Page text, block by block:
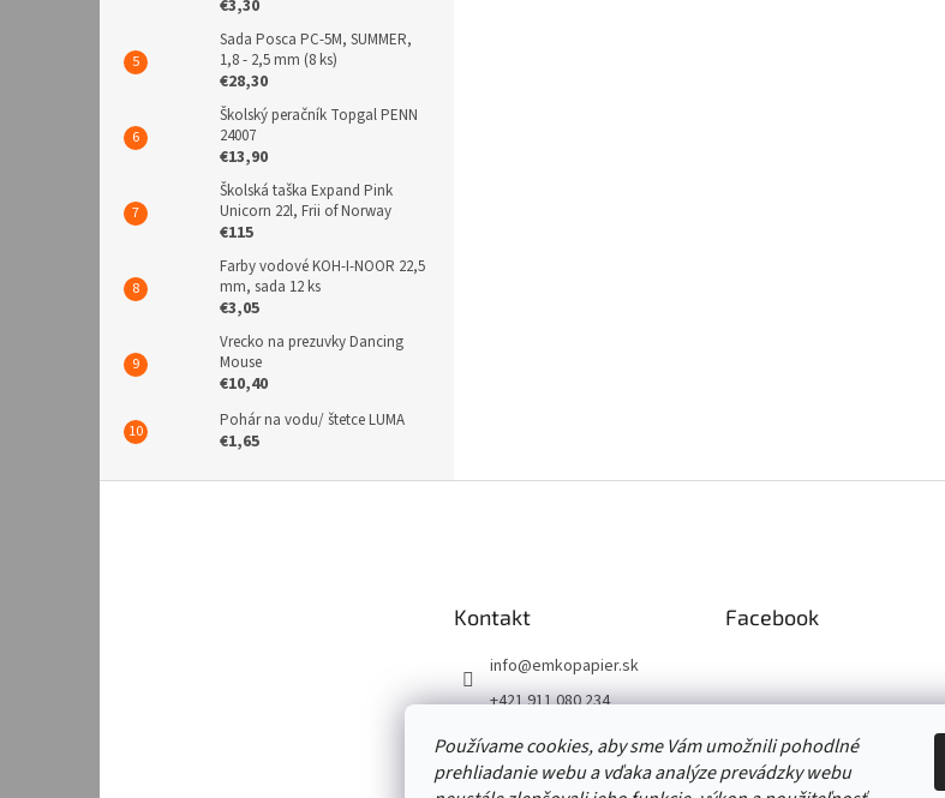
Používame cookies, aby sme Vám umožnili pohodlné
prehliadanie webu a vďaka analýze prevádzky webu
€3,30
Sada Posca PC-5M, SUMMER,
1,8 - 2,5 mm (8 ks)
€28,30
Školský peračník Topgal PENN
24007
€13,90
Školská taška Expand Pink
Unicorn 22l, Frii of Norway
€115
Farby vodové KOH-I-NOOR 22,5
mm, sada 12 ks
€3,05
Vrecko na prezuvky Dancing
Mouse
€10,40
Pohár na vodu/ štetce LUMA
€1,65
Kontakt
info@emkopapier.sk
+421 911 080 234
https://www.facebook.co
m/emkopapier/
https://www.instagram.co
Facebook